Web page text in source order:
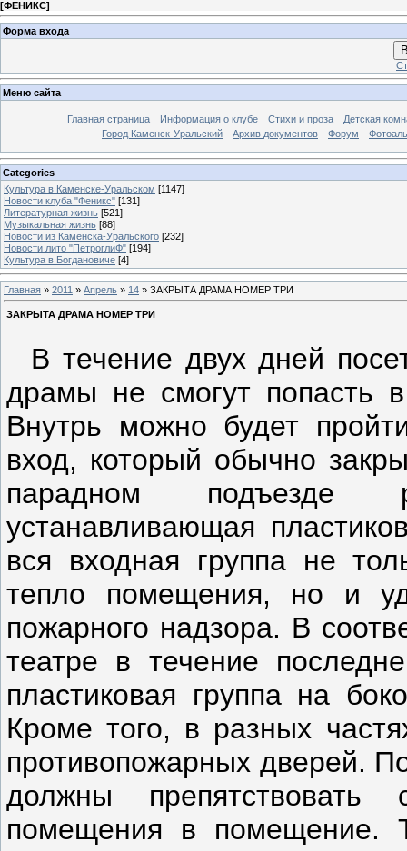
[ФЕНИКС]
Форма входа
Меню сайта
Главная страница Информация о клубе Стихи и проза
Детская
Город Каменск-Уральский
Архив документов Форум
Categories
Культура в Каменске-Уральском [1147]
Новости клуба "Феникс" [131]
Литературная жизнь [521]
Музыкальная жизнь [88]
Новости из Каменска-Уральского [232]
Новости лито "ПетроглиФ" [194]
Культура в Богдановиче [4]
Главная » 2011 » Апрель » 14 » ЗАКРЫТА ДРАМА НОМЕР ТРИ
ЗАКРЫТА ДРАМА НОМЕР ТРИ
В течение двух дней
драмы не смогут попасть
Внутрь можно будет
вход, который обычно
парадном подъезде
устанавливающая
вся входная группа не
тепло помещения, но и
пожарного надзора. В
театре в течение
пластиковая группа на
Кроме того, в разных
противопожарных дверей.
должны
помещения в помещение.